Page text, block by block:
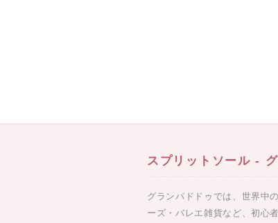
スプリットソール -
グランパドドゥでは、世界中
ーズ・バレエ雑貨など、初心